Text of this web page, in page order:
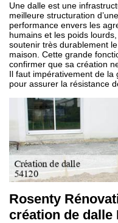
Une dalle est une
meilleure structuration
performance envers les
humains et les poids
soutenir très durablement
maison. Cette grande
confirmer que sa création
Il faut impérativement de
pour assurer la résistance
Rosenty
création de